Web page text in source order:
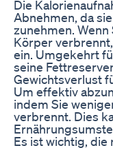
Die
Abnehmen, da
zunehmen.
Körper
ein. Umgekehrt
seine
Gewichtsverlust
Um effektiv
indem Sie
verbrennt. Dies
Es ist wichtig, die